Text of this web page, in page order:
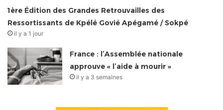
1ère Édition des Grandes Retrouvailles des
Ressortissants de Kpélé Govié Apégamé / Sokpé
il y a 1 jour
France : l’Assemblée nationale
approuve « l’aide à mourir »
il y a 3 semaines